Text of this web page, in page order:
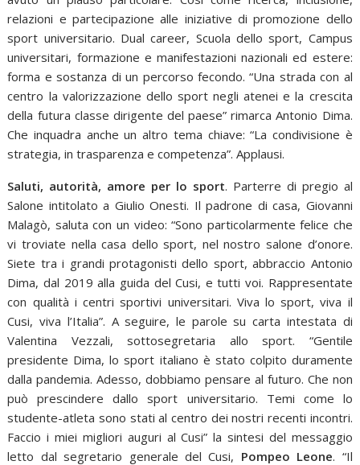
relazioni e partecipazione alle iniziative di promozione dello
sport universitario. Dual career, Scuola dello sport, Campus
universitari, formazione e manifestazioni nazionali ed estere:
forma e sostanza di un percorso fecondo. “Una strada con al
centro la valorizzazione dello sport negli atenei e la crescita
della futura classe dirigente del paese” rimarca Antonio Dima.
Che inquadra anche un altro tema chiave: “La condivisione è
strategia, in trasparenza e competenza”. Applausi.
Saluti, autorità, amore per lo sport. Parterre di pregio al
Salone intitolato a Giulio Onesti. Il padrone di casa, Giovanni
Malagò, saluta con un video: “Sono particolarmente felice che
vi troviate nella casa dello sport, nel nostro salone d’onore.
Siete tra i grandi protagonisti dello sport, abbraccio Antonio
Dima, dal 2019 alla guida del Cusi, e tutti voi. Rappresentate
con qualità i centri sportivi universitari. Viva lo sport, viva il
Cusi, viva l’Italia”. A seguire, le parole su carta intestata di
Valentina Vezzali, sottosegretaria allo sport. “Gentile
presidente Dima, lo sport italiano è stato colpito duramente
dalla pandemia. Adesso, dobbiamo pensare al futuro. Che non
può prescindere dallo sport universitario. Temi come lo
studente-atleta sono stati al centro dei nostri recenti incontri.
Faccio i miei migliori auguri al Cusi” la sintesi del messaggio
letto dal segretario generale del Cusi, Pompeo Leone. “Il